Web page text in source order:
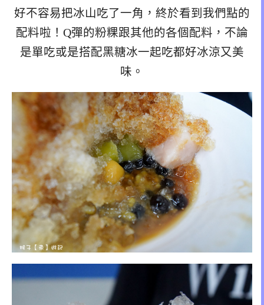
好不容易把冰山吃了一角，終於看到我們點的
配料啦！Q彈的粉粿跟其他的各個配料，不論
是單吃或是搭配黑糖冰一起吃都好冰涼又美
味。